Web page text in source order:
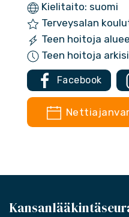
Kielitaito: suomi
Terveysalan
Teen hoitoja
Teen hoitoja
Facebook